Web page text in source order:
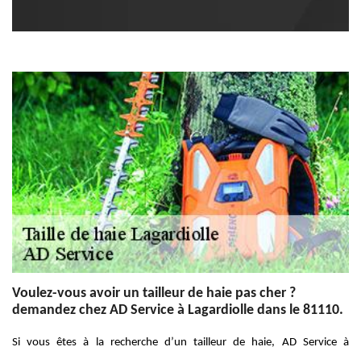
Voulez-vous avoir un tailleur de haie pas cher ?
demandez chez AD Service à Lagardiolle dans le 81110.
Si vous êtes à la recherche d’un tailleur de haie, AD Service à